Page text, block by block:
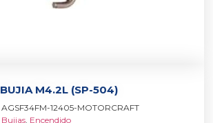
BUJIA M4.2L (SP-504)
AGSF34FM-12405-MOTORCRAFT
Bujias Encendido